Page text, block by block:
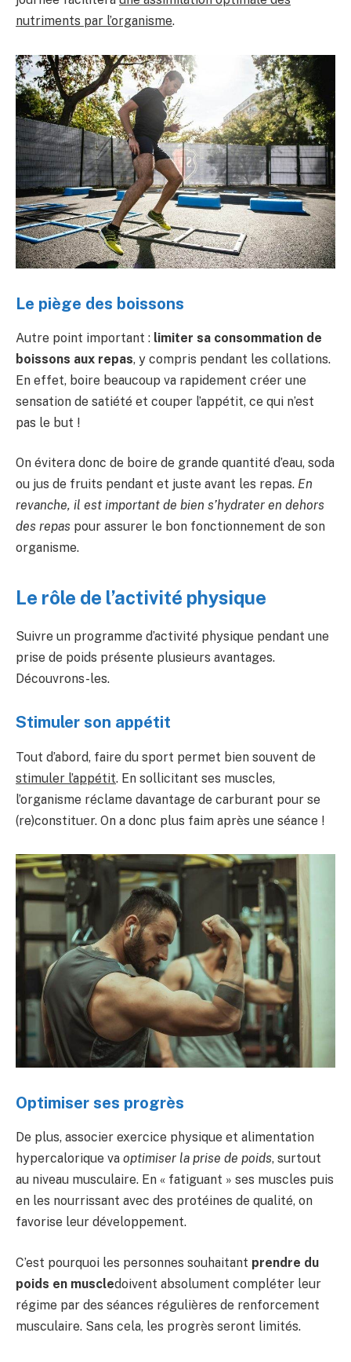
nutriments par l’organisme.
Le piège des boissons
Autre point important : limiter sa consommation de
boissons aux repas, y compris pendant les collations.
En effet, boire beaucoup va rapidement créer une
sensation de satiété et couper l’appétit, ce qui n’est
pas le but !
On évitera donc de boire de grande quantité d’eau, soda
ou jus de fruits pendant et juste avant les repas. En
revanche, il est important de bien s’hydrater en dehors
des repas pour assurer le bon fonctionnement de son
organisme.
Le rôle de l’activité physique
Suivre un programme d’activité physique pendant une
prise de poids présente plusieurs avantages.
Découvrons-les.
Stimuler son appétit
Tout d’abord, faire du sport permet bien souvent de
stimuler l’appétit. En sollicitant ses muscles,
l’organisme réclame davantage de carburant pour se
(re)constituer. On a donc plus faim après une séance !
Optimiser ses progrès
De plus, associer exercice physique et alimentation
hypercalorique va optimiser la prise de poids, surtout
au niveau musculaire. En « fatiguant » ses muscles puis
en les nourrissant avec des protéines de qualité, on
favorise leur développement.
C’est pourquoi les personnes souhaitant prendre du
poids en muscledoivent absolument compléter leur
régime par des séances régulières de renforcement
musculaire. Sans cela, les progrès seront limités.